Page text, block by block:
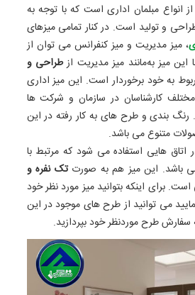
انواع مبلمان اداری است که با توجه به
و تولید است. در کنار تمامی میزهای
، میز مدیریت و میز کنفرانس می ‌توان از
این میز به‌مانند میز مدیریت ازطراحی و
به خود برخوردار است. این میز اداری
مختلف کارشناسان در سازمان و شرکت ‌ها
‌بندی و طرح ‌های به‌ کار رفته در این
متنوع می ‌باشد.
اتاق ‌هایی استفاده می ‌شود که مرتبط با
‌باشد. این میز هم به‌ صورتتک ‌نفره و
برای اینکه بتوانید میز مورد نظر خود
می ‌توانید از طرح ‌های موجود در این
سفارش طرح موردنظر خود بپردازید.